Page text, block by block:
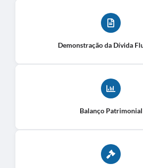
Demonstração da Dívida
Balanço Patrimonial